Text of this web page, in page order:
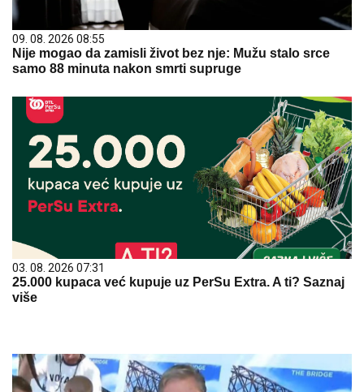
09. 08. 2026 08:55
Nije mogao da zamisli život bez nje: Mužu stalo srce
samo 88 minuta nakon smrti supruge
03. 08. 2026 07:31
25.000 kupaca već kupuje uz PerSu Extra. A ti? Saznaj
više